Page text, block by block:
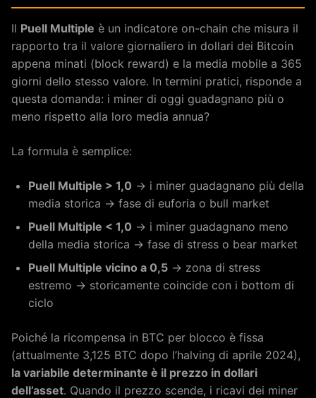
Il Puell Multiple è un indicatore on-chain che misura il
rapporto tra il valore giornaliero in dollari dei Bitcoin
appena minati (block reward) e la media mobile a 365
giorni dello stesso valore. In termini pratici, risponde a
questa domanda: i miner di oggi guadagnano più o
meno rispetto alla loro media annua?
La formula è semplice:
Puell Multiple > 1,0 → i miner guadagnano più della
media storica → fase di euforia o bull market
Puell Multiple < 1,0 → i miner guadagnano meno
della media storica → fase di stress o bear market
Puell Multiple vicino a 0,5 → zona di stress
estremo → storicamente coincide con i bottom di
ciclo
Poiché la ricompensa in BTC per blocco è fissa
(attualmente 3,125 BTC dopo l’halving di aprile 2024),
la variabile determinante è il prezzo in dollari
dell’asset. Quando il prezzo scende, i ricavi dei miner